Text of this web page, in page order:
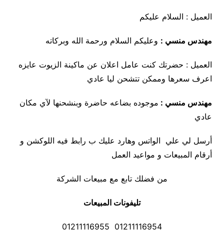
العميل : السلام عليكم
مهندس منسي : وعليكم السلام ورحمة الله وبركاته
العميل : حضرتك كنت عامل اعلان عن ماكينة الزيوت عايزه
اعرف سعرها وممكن تتشحن ليا عادي
مهندس منسي : موجوده بضاعه حاضرة وبنشحنها لآي مكان
عادي
أرسل لي علي الواتس وهارد عليك ب رابط فيه اللوكشن و
أرقام المبيعات و مواعيد العمل
من فضلك تابع مع مبيعات الشركة
تليفونات المبيعات
01211116954 01211116955